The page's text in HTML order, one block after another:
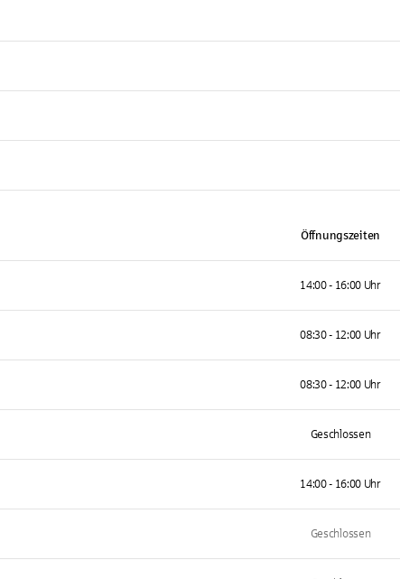
Öffnungszeiten
14:00 - 16:00 Uhr
08:30 - 12:00 Uhr
08:30 - 12:00 Uhr
Geschlossen
14:00 - 16:00 Uhr
Geschlossen